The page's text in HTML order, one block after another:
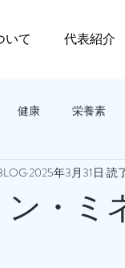
いて 代表紹介
健康 栄養素
ン・ミ
2025年3月31日 読